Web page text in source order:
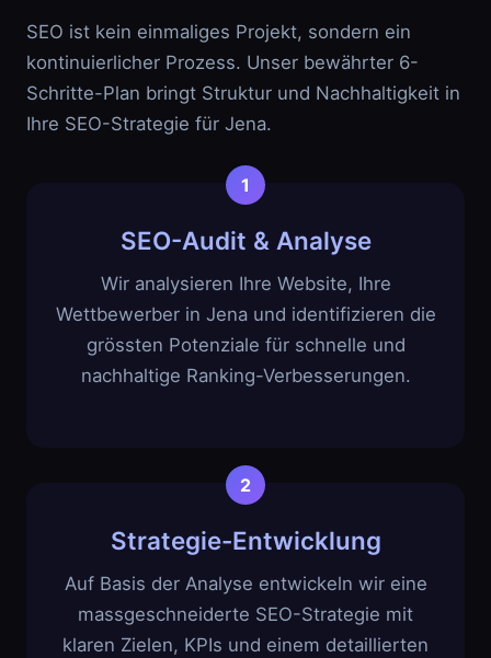
SEO ist kein einmaliges Projekt, sondern ein
kontinuierlicher Prozess. Unser bewährter 6-
Schritte-Plan bringt Struktur und Nachhaltigkeit in
Ihre SEO-Strategie für Jena.
SEO-Audit & Analyse
Wir analysieren Ihre Website, Ihre
Wettbewerber in Jena und identifizieren die
grössten Potenziale für schnelle und
nachhaltige Ranking-Verbesserungen.
Strategie-Entwicklung
Auf Basis der Analyse entwickeln wir eine
massgeschneiderte SEO-Strategie mit
klaren Zielen, KPIs und einem detaillierten